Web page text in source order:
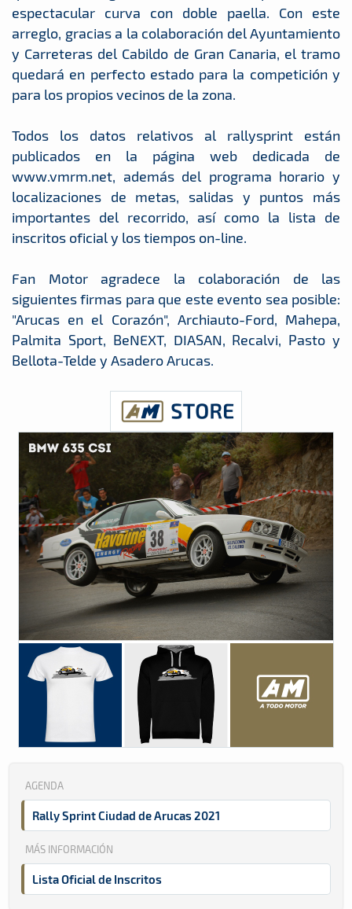
espectacular curva con doble paella. Con este
arreglo, gracias a la colaboración del Ayuntamiento
y Carreteras del Cabildo de Gran Canaria, el tramo
quedará en perfecto estado para la competición y
para los propios vecinos de la zona.
Todos los datos relativos al rallysprint están
publicados en la página web dedicada de
www.vmrm.net, además del programa horario y
localizaciones de metas, salidas y puntos más
importantes del recorrido, así como la lista de
inscritos oficial y los tiempos on-line.
Fan Motor agradece la colaboración de las
siguientes firmas para que este evento sea posible:
"Arucas en el Corazón", Archiauto-Ford, Mahepa,
Palmita Sport, BeNEXT, DIASAN, Recalvi, Pasto y
Bellota-Telde y Asadero Arucas.
AGENDA
Rally Sprint Ciudad de Arucas 2021
MÁS INFORMACIÓN
Lista Oficial de Inscritos